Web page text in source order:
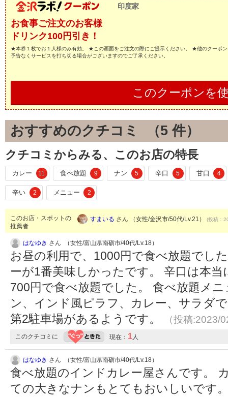
印度家
お食事ご注文のお客様
ドリンク100円引き！
★本券１枚でお１人様のみ有効。 ★この画面をご注文の際にご提示ください。 ★他のクーポ
予告なくサービスを打ち切る場合がございますのでご了承ください。
このクーポンを
おすすめのクチコミ （5 件）
クチコミからみる、このお店の特長
カレー 11 食べ放題 9 ナン 5 辛口 5 甘口 4
辛い 2 メニュー 2
このお店・スポットの
推薦者
すまいる さん （女性/金沢市/50代/Lv.21） (投稿：
はなゆき さん （女性/富山県南砺市/40代/Lv.18）
お昼の利用で、1000円で食べ放題でし
ーが1番美味しかったです。 辛口は本
700円で食べ放題でした。 食べ放題メ
ン、インド風ピラフ、カレー、サラダ
第2駐車場があるようです。
（投稿
このクチコミに 現在： 1人
はなゆき さん （女性/富山県南砺市/40代/Lv.18）
食べ放題のインドカレー屋さんです。
ての大きなナンもとてもおいしいです